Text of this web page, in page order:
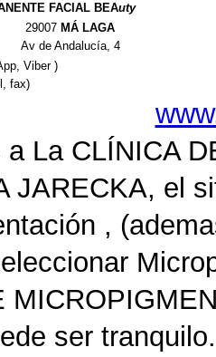
FACIAL BEAuty
29007 MÁ LAGA
Av de Andalucía, 4
Viber )
fax)
a La CLÍNICA
JARECKA, el
,
ser